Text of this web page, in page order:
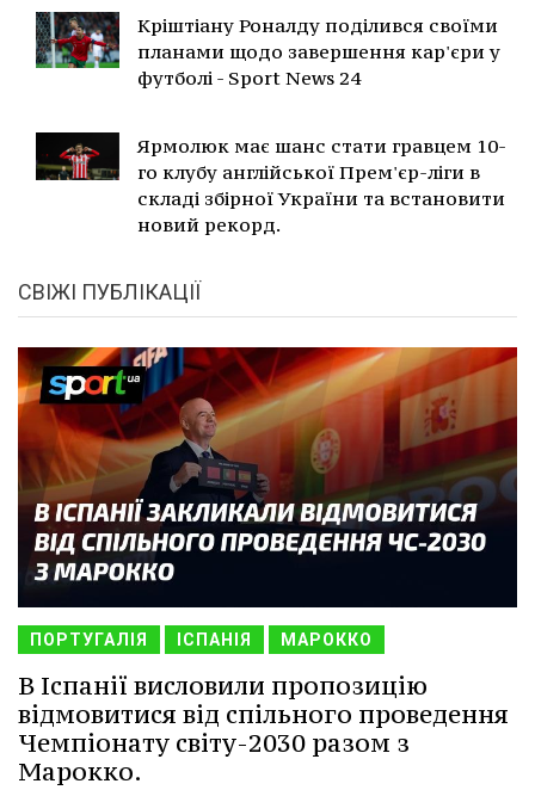
Кріштіану Роналду поділився своїми
планами щодо завершення кар'єри у
футболі - Sport News 24
Ярмолюк має шанс стати гравцем 10-
го клубу англійської Прем'єр-ліги в
складі збірної України та встановити
новий рекорд.
СВІЖІ ПУБЛІКАЦІЇ
ПОРТУГАЛІЯ ІСПАНІЯ МАРОККО
В Іспанії висловили пропозицію
відмовитися від спільного проведення
Чемпіонату світу-2030 разом з
Марокко.